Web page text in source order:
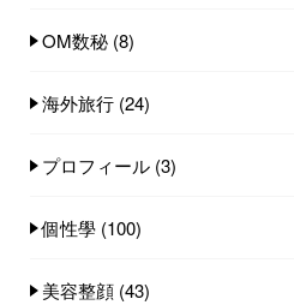
OM数秘 (8)
海外旅行 (24)
プロフィール (3)
個性學 (100)
美容整顔 (43)